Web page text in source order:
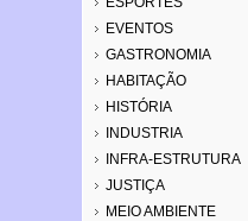
EVENTOS
GASTRONOMIA
HABITAÇÃO
HISTÓRIA
INDUSTRIA
INFRA-ESTRUTURA
JUSTIÇA
MEIO AMBIENTE